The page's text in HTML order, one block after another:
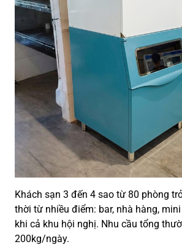
Khách sạn 3 đến 4 sao từ 80 phòng
thời từ nhiều điểm: bar, nhà hàng,
khi cả khu hội nghị. Nhu cầu tổng
200kg/ngày.